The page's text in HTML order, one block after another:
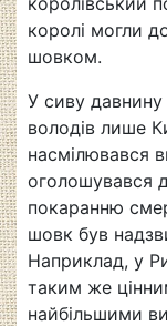
королі могли
шовком.
У сиву
володів лише
насмілювався
оголошувався
покаранню
шовк був
Наприклад, у
таким же
найбільшими